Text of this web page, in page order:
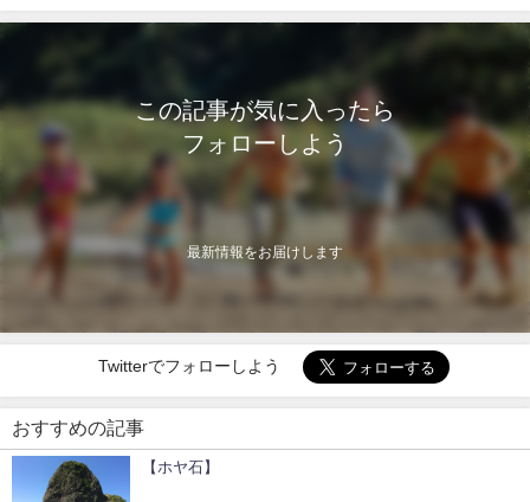
この記事が気に入ったら
フォローしよう
最新情報をお届けします
Twitterでフォローしよう
おすすめの記事
【ホヤ石】